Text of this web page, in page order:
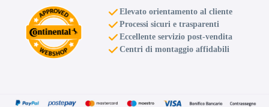
Elevato orientamento al cliente
Processi sicuri e trasparenti
Eccellente servizio post-vendita
Centri di montaggio affidabili